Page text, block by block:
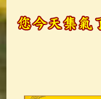
觀世